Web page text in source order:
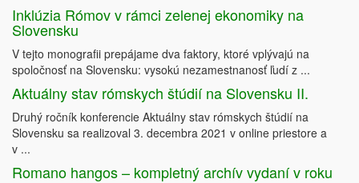
Inklúzia Rómov v rámci zelenej ekonomiky na
Slovensku
V tejto monografii prepájame dva faktory, ktoré vplývajú na
spoločnosť na Slovensku: vysokú nezamestnanosť ľudí z ...
Aktuálny stav rómskych štúdií na Slovensku II.
Druhý ročník konferencie Aktuálny stav rómskych štúdií na
Slovensku sa realizoval 3. decembra 2021 v online priestore a
v ...
Romano hangos – kompletný archív vydaní v roku